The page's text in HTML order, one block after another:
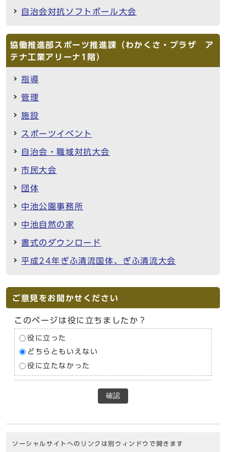
自治会対抗ソフトボール大会
協働推進部スポーツ推進課（わかくさ・プラザ ア
テナ工業アリーナ1階）
指導
管理
施設
スポーツイベント
自治会・職域対抗大会
市民大会
団体
中池公園事務所
中池自然の家
書式のダウンロード
平成24年ぎふ清流国体、ぎふ清流大会
ご意見をお聞かせください
このページは役に立ちましたか？
役に立った
どちらともいえない
役に立たなかった
確認
ソーシャルサイトへのリンクは別ウィンドウで開きます